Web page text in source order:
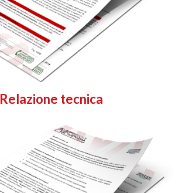
Relazione tecnica